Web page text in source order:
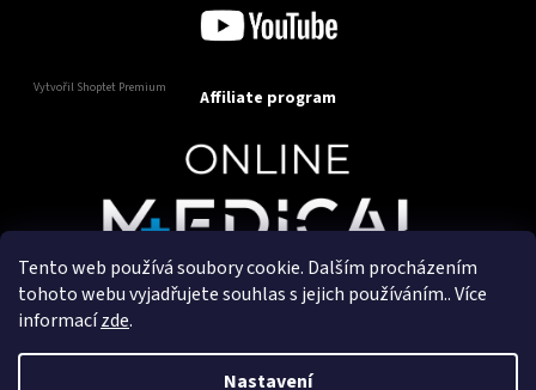
Tento web používá soubory cookie. Dalším procházením
tohoto webu vyjadřujete souhlas s jejich používáním.. Více
informacízde.
Nastavení
Vytvořil Shoptet Premium Affiliate program
Copyright 2025OnlineMedical.cz. Všechna práva
vyhrazena.
Vytvořil a marketingově zajišťuje